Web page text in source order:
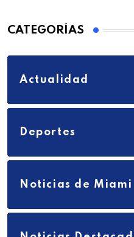
CATEGORÍAS
Actualidad
Deportes
Noticias de Miami